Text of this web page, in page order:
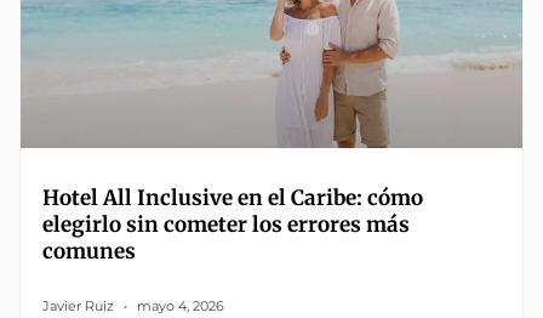
Hotel All Inclusive en el Caribe: cómo
elegirlo sin cometer los errores más
comunes
Javier Ruiz mayo 4, 2026